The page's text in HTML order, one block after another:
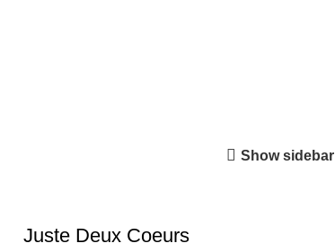
Show sidebar
Juste Deux Coeurs